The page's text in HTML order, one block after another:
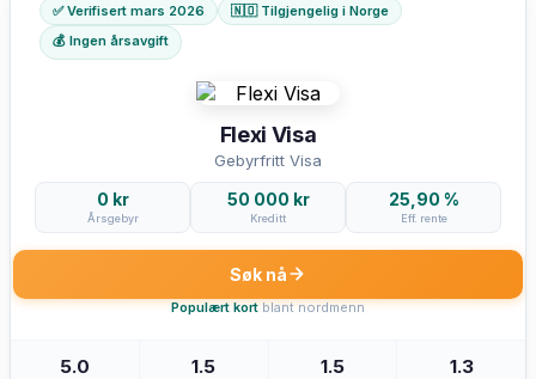
✅ Verifisert mars 2026
🇳🇴 Tilgjengelig i Norge
💰 Ingen årsavgift
Flexi Visa
Gebyrfritt Visa
0 kr
Årsgebyr
50 000 kr
Kreditt
25,90 %
Eff. rente
Søk nå
Populært kortblant nordmenn
5.0 1.5 1.5 1.3